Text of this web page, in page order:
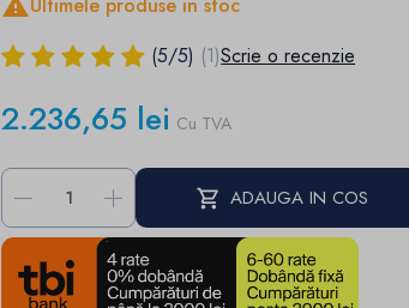
Ultimele produse in stoc
(5/5) (1)Scrie o recenzie
2.236,65 lei Cu TVA
- + ADAUGA IN COS